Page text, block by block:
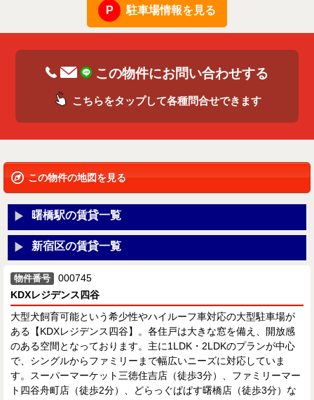
駐車場情報を見る
この物件にお問い合わせする
こちらをタップして各種問合せできます
この物件の地図を見る
曙橋駅の賃貸一覧
新宿区の賃貸一覧
物件番号
000745
KDXレジデンス四谷
大型犬飼育可能という希少性やハイルーフ車対応の大型駐車場が
ある【KDXレジデンス四谷】。各住戸は大きな窓を備え、開放感
のある空間となっております。主に1LDK・2LDKのプランが中心
で、シングルからファミリーまで幅広いニーズに対応していま
す。スーパーマーケット三徳住吉店（徒歩3分）、ファミリーマー
ト四谷舟町店（徒歩2分）、どらっぐぱぱす曙橋店（徒歩3分）な